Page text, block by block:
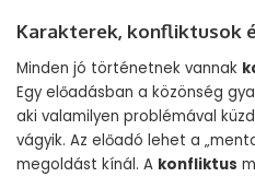
Karakterek, konfliktusok
Minden jó történetnek vannak
Egy előadásban a közönség
aki valamilyen problémával
vágyik. Az előadó lehet a
megoldást kínál. A konfliktus